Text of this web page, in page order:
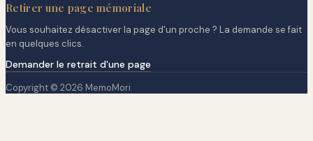
Retirer une page mémoriale
Vous souhaitez désactiver la page d'un proche ? La demande se fait
en quelques clics.
Demander le retrait d'une page
Copyright © 2026 MemoMori